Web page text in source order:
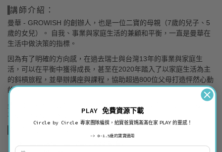
講師介紹：
曼華 - GROWISH 的創辦人，也是一位二寶的母親（7歲的兒子、5
歲的女兒）。 自我、事業與家庭生活的兼顧和平衡，一直是曼華在
生活中做決策的指標。
因為有了明確的方向感，在過去瑞士與台灣13年的事業與家庭生
活，可以在平衡中獲得成長，甚至在2020年踏入了以家庭生活為主
的斜槓旅程，並舉辦講座與課程，協助超過800位父母打造怦然心動
的親子生活。
曼華：「相信品質生活中的一切都需要平衡，我將陪伴妳一起找到
平衡點，為妳的家庭生活規劃充滿意義的生活」。
PLAY 免費資源下載
Circle by Circle 專家團隊編撰，給寶爸寶媽滿滿在家 PLAY的靈感！
-> 0-1.5歲的寶寶適用